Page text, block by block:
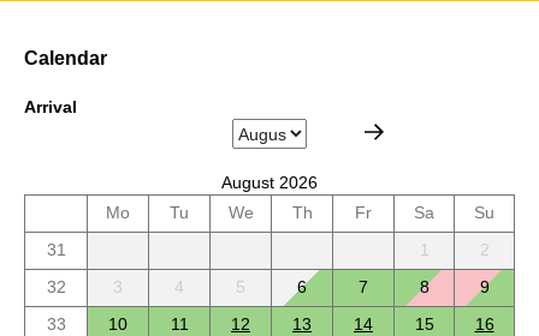
Calendar
Arrival
August 2026
Mo
Tu We Th Fr Sa
Su
31
1
2
32
3 4 5 6 7 8
9
33
10 11 12 13 14 15
16